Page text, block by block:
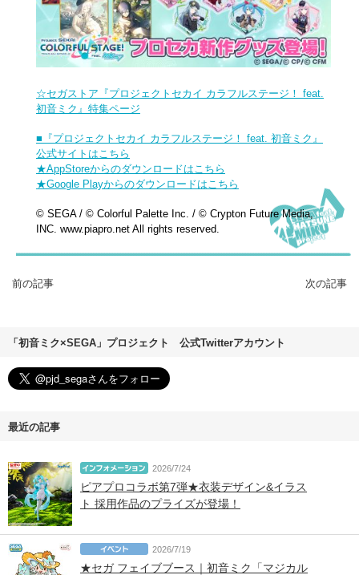
☆セガストア『プロジェクトセカイ カラフルステージ！ feat.
初音ミク』特集ページ
■『プロジェクトセカイ カラフルステージ！ feat. 初音ミク』
公式サイトはこちら
★AppStoreからのダウンロードはこちら
★Google Playからのダウンロードはこちら
© SEGA / © Colorful Palette Inc. / © Crypton Future Media,
INC. www.piapro.net All rights reserved.
前の記事 次の記事
「初音ミク×SEGA」プロジェクト 公式Twitterアカウント
最近の記事
2026/7/24
ピアプロコラボ第7弾★衣装デザイン&イラス
ト 採用作品のプライズが登場！
2026/7/19
★セガ フェイブブース｜初音ミク「マジカル